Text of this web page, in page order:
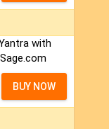
with
BUY NOW